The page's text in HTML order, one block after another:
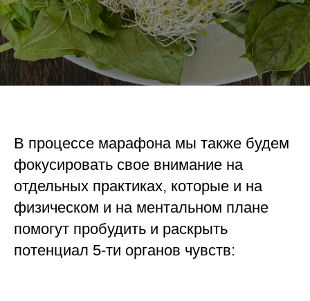
В процессе марафона мы также будем
фокусировать свое внимание на
отдельных практиках, которые и на
физическом и на ментальном плане
помогут пробудить и раскрыть
потенциал 5-ти органов чувств: